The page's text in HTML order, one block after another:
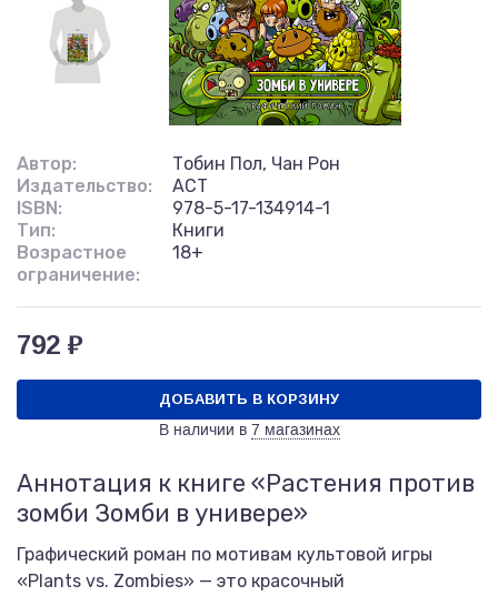
Автор:
Тобин Пол, Чан Рон
Издательство:
АСТ
ISBN:
978-5-17-134914-1
Тип:
Книги
Возрастное
ограничение:
18+
792 ₽
ДОБАВИТЬ В КОРЗИНУ
В наличии в 7 магазинах
Аннотация к книге «Растения против
зомби Зомби в универе»
Графический роман по мотивам культовой игры
«Plants vs. Zombies» — это красочный